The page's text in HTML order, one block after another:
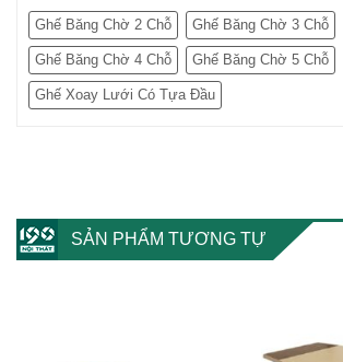
Ghế Băng Chờ 2 Chỗ Ghế Băng Chờ 3 Chỗ
Ghế Băng Chờ 4 Chỗ Ghế Băng Chờ 5 Chỗ
Ghế Xoay Lưới Có Tựa Đầu
SẢN PHẨM TƯƠNG TỰ